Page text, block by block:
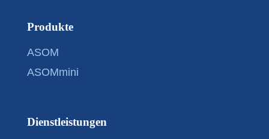
Produkte
ASOM
ASOMmini
Dienstleistungen